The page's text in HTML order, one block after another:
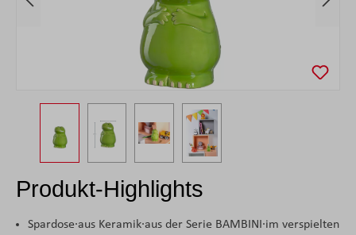
Produkt-Highlights
Spardose·aus Keramik·aus der Serie BAMBINI·im verspielten